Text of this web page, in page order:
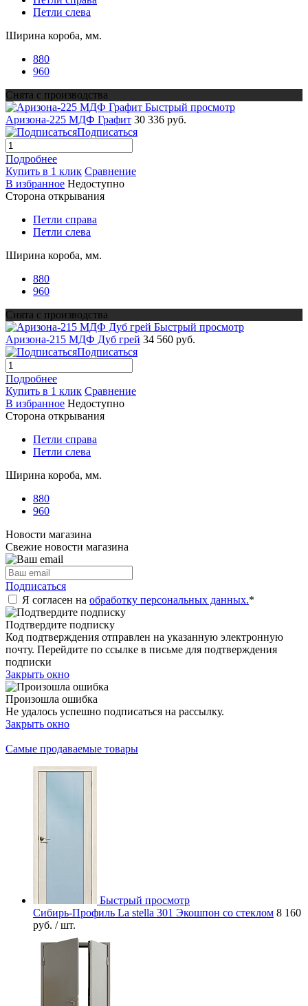
Петли слева
Ширина короба, мм.
880
960
Снята с производства
Быстрый просмотр
Аризона-225 МДФ Графит 30 336 руб.
Подписаться
Подробнее
Купить в 1 клик Сравнение
В избранное Недоступно
Сторона открывания
Петли справа
Петли слева
Ширина короба, мм.
880
960
Снята с производства
Быстрый просмотр
Аризона-215 МДФ Дуб грей 34 560 руб.
Подписаться
Подробнее
Купить в 1 клик Сравнение
В избранное Недоступно
Сторона открывания
Петли справа
Петли слева
Ширина короба, мм.
880
960
Новости магазина
Свежие новости магазина
Подписаться
Я согласен на обработку персональных данных.*
Подтвердите подписку
Код подтверждения отправлен на указанную электронную
почту. Перейдите по ссылке в письме для подтверждения
подписки
Закрыть окно
Произошла ошибка
Не удалось успешно подписаться на рассылку.
Закрыть окно
Самые продаваемые товары
Быстрый просмотр
Сибирь-Профиль La stella 301 Экошпон со стеклом 8 160
руб. / шт.